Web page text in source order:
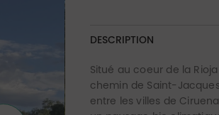
DESCRIPTION
Situé au coeur de la Rioja
chemin de Saint-
entre les villes de